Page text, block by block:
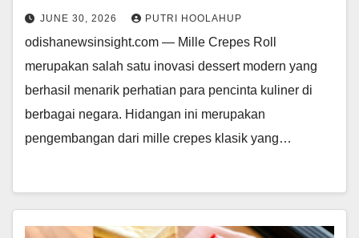
JUNE 30, 2026 PUTRI HOOLAHUP
odishanewsinsight.com — Mille Crepes Roll
merupakan salah satu inovasi dessert modern yang
berhasil menarik perhatian para pencinta kuliner di
berbagai negara. Hidangan ini merupakan
pengembangan dari mille crepes klasik yang…